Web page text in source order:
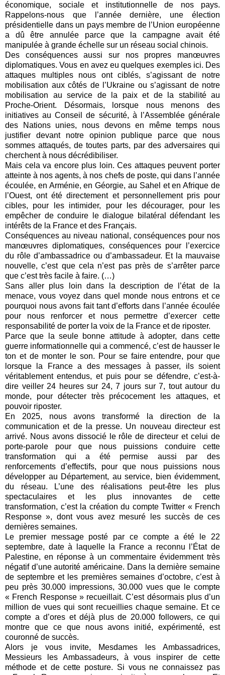
économique, sociale et institutionnelle de nos pays.
Rappelons-nous que l’année dernière, une élection
présidentielle dans un pays membre de l’Union européenne
a dû être annulée parce que la campagne avait été
manipulée à grande échelle sur un réseau social chinois.
Des conséquences aussi sur nos propres manœuvres
diplomatiques. Vous en avez eu quelques exemples ici. Des
attaques multiples nous ont ciblés, s’agissant de notre
mobilisation aux côtés de l’Ukraine ou s’agissant de notre
mobilisation au service de la paix et de la stabilité au
Proche-Orient. Désormais, lorsque nous menons des
initiatives au Conseil de sécurité, à l’Assemblée générale
des Nations unies, nous devons en même temps nous
justifier devant notre opinion publique parce que nous
sommes attaqués, de toutes parts, par des adversaires qui
cherchent à nous décrédibiliser.
Mais cela va encore plus loin. Ces attaques peuvent porter
atteinte à nos agents, à nos chefs de poste, qui dans l’année
écoulée, en Arménie, en Géorgie, au Sahel et en Afrique de
l’Ouest, ont été directement et personnellement pris pour
cibles, pour les intimider, pour les décourager, pour les
empêcher de conduire le dialogue bilatéral défendant les
intérêts de la France et des Français.
Conséquences au niveau national, conséquences pour nos
manœuvres diplomatiques, conséquences pour l’exercice
du rôle d’ambassadrice ou d’ambassadeur. Et la mauvaise
nouvelle, c’est que cela n’est pas près de s’arrêter parce
que c’est très facile à faire. (…)
Sans aller plus loin dans la description de l’état de la
menace, vous voyez dans quel monde nous entrons et ce
pourquoi nous avons fait tant d’efforts dans l’année écoulée
pour nous renforcer et nous permettre d’exercer cette
responsabilité de porter la voix de la France et de riposter.
Parce que la seule bonne attitude à adopter, dans cette
guerre informationnelle qui a commencé, c’est de hausser le
ton et de monter le son. Pour se faire entendre, pour que
lorsque la France a des messages à passer, ils soient
véritablement entendus, et puis pour se défendre, c’est-à-
dire veiller 24 heures sur 24, 7 jours sur 7, tout autour du
monde, pour détecter très précocement les attaques, et
pouvoir riposter.
En 2025, nous avons transformé la direction de la
communication et de la presse. Un nouveau directeur est
arrivé. Nous avons dissocié le rôle de directeur et celui de
porte-parole pour que nous puissions conduire cette
transformation qui a été permise aussi par des
renforcements d’effectifs, pour que nous puissions nous
développer au Département, au service, bien évidemment,
du réseau. L’une des réalisations peut-être les plus
spectaculaires et les plus innovantes de cette
transformation, c’est la création du compte Twitter « French
Response », dont vous avez mesuré les succès de ces
dernières semaines.
Le premier message posté par ce compte a été le 22
septembre, date à laquelle la France a reconnu l’État de
Palestine, en réponse à un commentaire évidemment très
négatif d’une autorité américaine. Dans la dernière semaine
de septembre et les premières semaines d’octobre, c’est à
peu près 30.000 impressions, 30.000 vues que le compte
« French Response » recueillait. C’est désormais plus d’un
million de vues qui sont recueillies chaque semaine. Et ce
compte a d’ores et déjà plus de 20.000 followers, ce qui
montre que ce que nous avons initié, expérimenté, est
couronné de succès.
Alors je vous invite, Mesdames les Ambassadrices,
Messieurs les Ambassadeurs, à vous inspirer de cette
méthode et de cette posture. Si vous ne connaissez pas